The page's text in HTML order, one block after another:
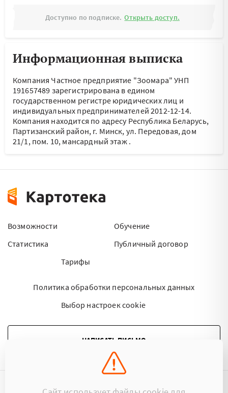
Доступно по подписке. Открыть доступ.
Информационная выписка
Компания Частное предприятие "Зоомара" УНП
191657489 зарегистрирована в едином
государственном регистре юридических лиц и
индивидуальных предпринимателей 2012-12-14.
Компания находится по адресу Республика Беларусь,
Партизанский район, г. Минск, ул. Передовая, дом
21/1, пом. 10, мансардный этаж.
Возможности
Статистика
Тарифы
Обучение
Публичный договор
Политика обработки персональных данных
Выбор настроек cookie
НАПИСАТЬ ПИСЬМО
©2015 - 2026 Kartoteka.by Все права защищены.